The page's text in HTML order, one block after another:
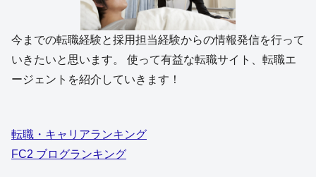
今までの転職経験と採用担当経験からの情報発信を行って
いきたいと思います。 使って有益な転職サイト、転職エ
ージェントを紹介していきます！
転職・キャリアランキング
FC2 ブログランキング